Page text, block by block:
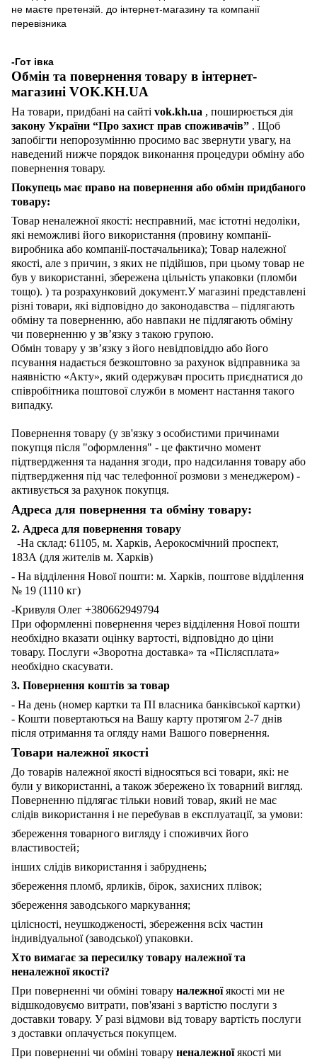
не маєте претензій. до інтернет-магазину та компанії
перевізника
-Гот івка
Обмін та повернення товару в інтернет-
магазині VOK.KH.UA
На товари, придбані на сайті vok.kh.ua , поширюється дія
закону України “Про захист прав споживачів” . Щоб
запобігти непорозумінню просимо вас звернути увагу, на
наведений нижче порядок виконання процедури обміну або
повернення товару.
Покупець має право на повернення або обмін придбаного
товару:
Товар неналежної якості: несправний, має істотні недоліки,
які неможливі його використання (провину компанії-
виробника або компанії-постачальника); Товар належної
якості, але з причин, з яких не підійшов, при цьому товар не
був у використанні, збережена цільність упаковки (пломби
тощо). ) та розрахунковий документ.У магазині представлені
різні товари, які відповідно до законодавства – підлягають
обміну та поверненню, або навпаки не підлягають обміну
чи поверненню у зв’язку з такою групою.
Обмін товару у зв’язку з його невідповіддю або його
псування надається безкоштовно за рахунок відправника за
наявністю «Акту», який одержувач просить приєднатися до
співробітника поштової служби в момент настання такого
випадку.
Повернення товару (у зв'язку з особистими причинами
покупця після "оформлення" - це фактично момент
підтвердження та надання згоди, про надсилання товару або
підтвердження під час телефонної розмови з менеджером) -
активується за рахунок покупця.
Адреса для повернення та обміну товару:
2. Адреса для повернення товару
-На склад: 61105, м. Харків, Аерокосмічний проспект,
183А (для жителів м. Харків)
- На відділення Нової пошти: м. Харків, поштове відділення
№ 19 (1110 кг)
-Кривуля Олег +380662949794
При оформленні повернення через відділення Нової пошти
необхідно вказати оцінку вартості, відповідно до ціни
товару. Послуги «Зворотна доставка» та «Післясплата»
необхідно скасувати.
3. Повернення коштів за товар
- На день (номер картки та ПІ власника банківської картки)
- Кошти повертаються на Вашу карту протягом 2-7 днів
після отримання та огляду нами Вашого повернення.
Товари належної якості
До товарів належної якості відносяться всі товари, які: не
були у використанні, а також збережено їх товарний вигляд.
Поверненню підлягає тільки новий товар, який не має
слідів використання і не перебував в експлуатації, за умови:
збереження товарного вигляду і споживчих його
властивостей;
інших слідів використання і забруднень;
збереження пломб, ярликів, бірок, захисних плівок;
збереження заводського маркування;
цілісності, неушкодженості, збереження всіх частин
індивідуальної (заводської) упаковки.
Хто вимагає за пересилку товару належної та
неналежної якості?
При поверненні чи обміні товару належноїякості ми не
відшкодовуємо витрати, пов'язані з вартістю послуги з
доставки товару. У разі відмови від товару вартість послуги
з доставки оплачується покупцем.
При поверненні чи обміні товару неналежноїякості ми